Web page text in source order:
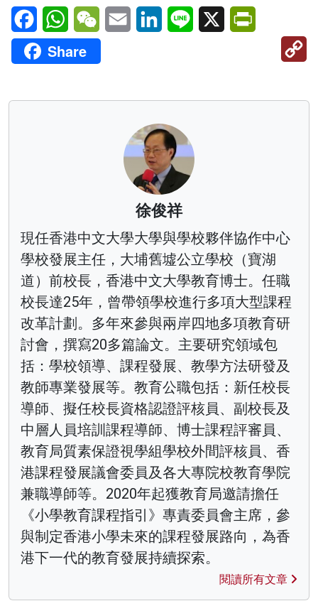
FacebookWhatsAppWeChatEmail LinkedInLine X
Share
徐俊祥
現任香港中文大學大學與學校夥伴協作中心
學校發展主任，大埔舊墟公立學校（寶湖
道）前校長，香港中文大學教育博士。任職
校長達25年，曾帶領學校進行多項大型課程
改革計劃。多年來參與兩岸四地多項教育研
討會，撰寫20多篇論文。主要研究領域包
括：學校領導、課程發展、教學方法研發及
教師專業發展等。教育公職包括：新任校長
導師、擬任校長資格認證評核員、副校長及
中層人員培訓課程導師、博士課程評審員、
教育局質素保證視學組學校外間評核員、香
港課程發展議會委員及各大專院校教育學院
兼職導師等。2020年起獲教育局邀請擔任
《小學教育課程指引》專責委員會主席，參
與制定香港小學未來的課程發展路向，為香
港下一代的教育發展持續探索。
閱讀所有文章